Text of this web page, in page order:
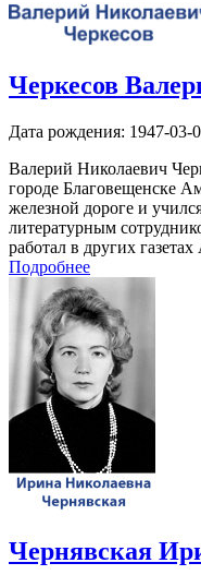
Черкесов
Дата рождения: 1947-03-
Валерий Николаевич
городе Благовещенске
железной дороге и
литературным
работал в других
Подробнее
Чернявская